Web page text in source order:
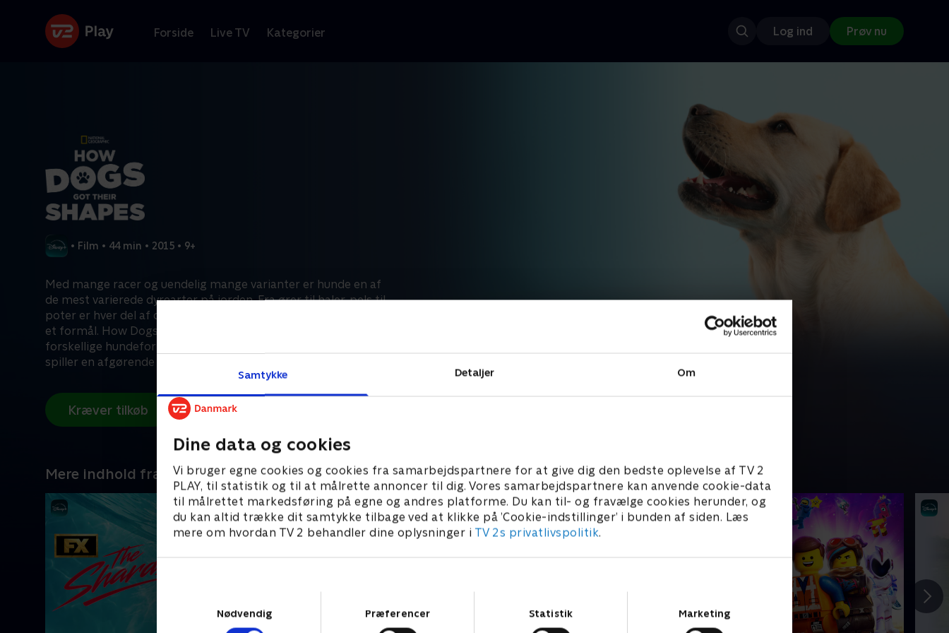
Samtykke Detaljer Om
Dine data og cookies
Vi bruger egne cookies og cookies fra samarbejdspartnere for at give dig den bedste oplevelse af TV 2
PLAY, til statistik og til at målrette annoncer til dig. Vores samarbejdspartnere kan anvende cookie-data
til målrettet markedsføring på egne og andres platforme. Du kan til- og fravælge cookies herunder, og
du kan altid trække dit samtykke tilbage ved at klikke på ’Cookie-indstillinger’ i bunden af siden. Læs
mere om hvordan TV 2 behandler dine oplysninger i TV 2s privatlivspolitik.
Nødvendig
Præferencer Statistik Marketing
Forside Live TV Kategorier Log ind Prøv nu
• Film • 44 min • 2015 • 9+
Med mange racer og uendelig mange varianter er hunde en af
de mest varierede dyrearter på jorden. Fra ører til haler, pels til
poter er hver del af deres krop specielt struktureret til at tjene
et formål. How Dogs Got Their Shapes kaster lys over
forskellige hundeformer og forklarer, hvordan hvert aspekt
spiller en afgørende rolle i særlige hunderacers evolution,
Kræver tilkøb
Mere indhold fra Disney+